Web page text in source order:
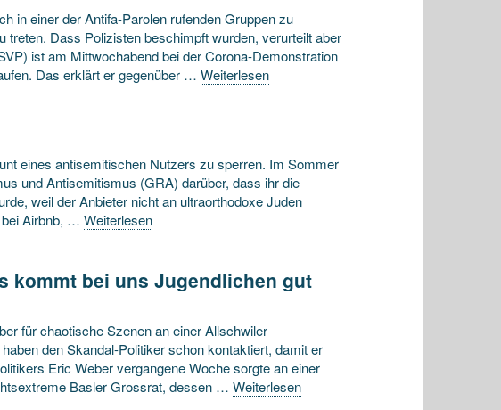
in einer der Antifa-Parolen rufenden Gruppen zu
Dass Polizisten beschimpft wurden, verurteilt aber
ist am Mittwochabend bei der Corona-Demonstration
Das erklärt er gegenüber … Weiterlesen
eines antisemitischen Nutzers zu sperren. Im Sommer
und Antisemitismus (GRA) darüber, dass ihr die
weil der Anbieter nicht an ultraorthodoxe Juden
bei Airbnb, … Weiterlesen
kommt bei uns Jugendlichen gut
für chaotische Szenen an einer Allschwiler
den Skandal-Politiker schon kontaktiert, damit er
Eric Weber vergangene Woche sorgte an einer
Basler Grossrat, dessen … Weiterlesen